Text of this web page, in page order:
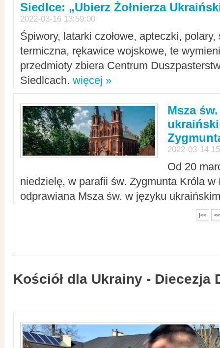
Siedlce: „Ubierz Żołnierza
2022-03-16 13:59:00
Śpiwory, latarki czołowe, apteczki,
termiczna, rękawice wojskowe, te
przedmioty zbiera Centrum
Siedlcach. więcej »
Msza
2022-03-14
Od 20
niedzielę, w parafii św. Zygmunta Króla w
odprawiana Msza św. w języku
|<< <<
Kościół dla Ukrainy - Diecezja